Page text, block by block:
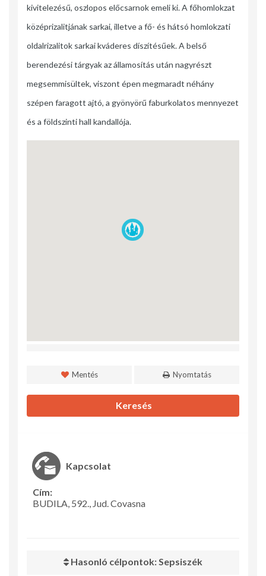
kivitelezésű, oszlopos előcsarnok emeli ki. A főhomlokzat
középrizalitjának sarkai, illetve a fő- és hátsó homlokzati
oldalrizalitok sarkai kváderes díszítésűek. A belső
berendezési tárgyak az államosítás után nagyrészt
megsemmisültek, viszont épen megmaradt néhány
szépen faragott ajtó, a gyönyörű faburkolatos mennyezet
és a földszinti hall kandallója.
Mentés Nyomtatás
Keresés
Kapcsolat
Cím:
BUDILA, 592., Jud. Covasna
Hasonló célpontok: Sepsiszék